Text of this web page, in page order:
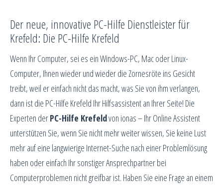
Der neue, innovative PC-Hilfe Dienstleister für
Krefeld: Die PC-Hilfe Krefeld
Wenn Ihr Computer, sei es ein Windows-PC, Mac oder Linux-
Computer, Ihnen wieder und wieder die Zornesröte ins Gesicht
treibt, weil er einfach nicht das macht, was Sie von ihm verlangen,
dann ist die PC-Hilfe Krefeld Ihr Hilfsassistent an Ihrer Seite! Die
Experten derPC-Hilfe Krefeldvon ionas – Ihr Online Assistent
unterstützen Sie, wenn Sie nicht mehr weiter wissen, Sie keine Lust
mehr auf eine langwierige Internet-Suche nach einer Problemlösung
haben oder einfach Ihr sonstiger Ansprechpartner bei
Computerproblemen nicht greifbar ist. Haben Sie eine Frage an einem